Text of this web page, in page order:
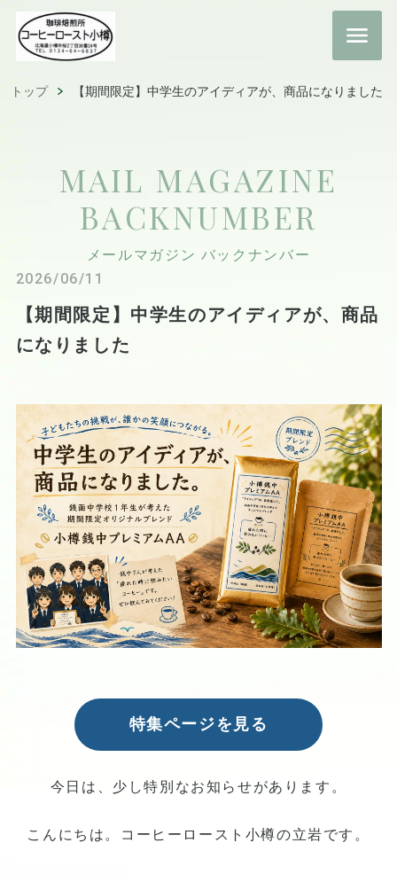
トップ 【期間限定】中学生のアイディアが、商品になりました
MAIL MAGAZINE
BACKNUMBER
メールマガジン バックナンバー
2026/06/11
【期間限定】中学生のアイディアが、商品
になりました
特集ページを見る
今日は、少し特別なお知らせがあります。
こんにちは。コーヒーロースト小樽の立岩です。